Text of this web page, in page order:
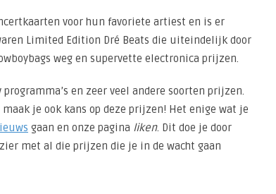
voor hun favoriete artiest en is er
Limited Edition Dré Beats die uiteindelijk door
weg en supervette electronica prijzen.
en zeer veel andere soorten prijzen.
je ook kans op deze prijzen! Het enige wat je
gaan en onze pagina liken. Dit doe je door
met al die prijzen die je in de wacht gaan